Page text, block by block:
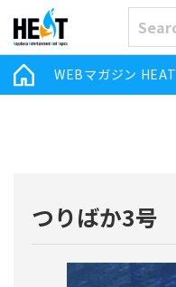
WEBマガジン HEAT
つりばか3号